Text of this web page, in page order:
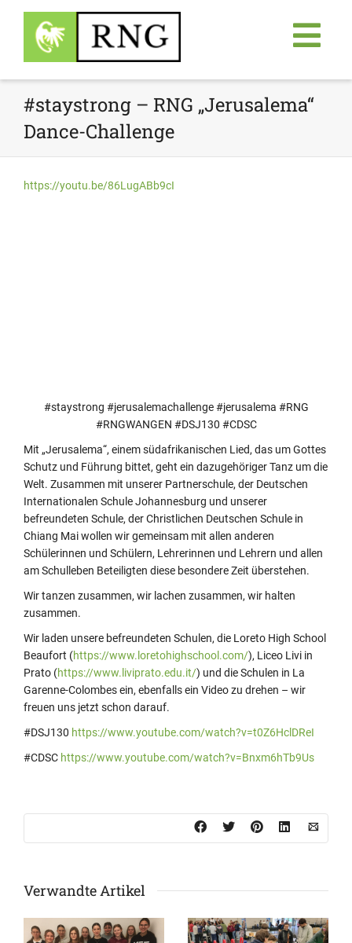
#staystrong – RNG „Jerusalema“
Dance-Challenge
https://youtu.be/86LugABb9cI
#staystrong #jerusalemachallenge #jerusalema #RNG
#RNGWANGEN #DSJ130 #CDSC
Mit „Jerusalema“, einem südafrikanischen Lied, das um Gottes
Schutz und Führung bittet, geht ein dazugehöriger Tanz um die
Welt. Zusammen mit unserer Partnerschule, der Deutschen
Internationalen Schule Johannesburg und unserer
befreundeten Schule, der Christlichen Deutschen Schule in
Chiang Mai wollen wir gemeinsam mit allen anderen
Schülerinnen und Schülern, Lehrerinnen und Lehrern und allen
am Schulleben Beteiligten diese besondere Zeit überstehen.
Wir tanzen zusammen, wir lachen zusammen, wir halten
zusammen.
Wir laden unsere befreundeten Schulen, die Loreto High School
Beaufort (https://www.loretohighschool.com/), Liceo Livi in
Prato (https://www.liviprato.edu.it/) und die Schulen in La
Garenne-Colombes ein, ebenfalls ein Video zu drehen – wir
freuen uns jetzt schon darauf.
#DSJ130 https://www.youtube.com/watch?v=t0Z6HclDReI
#CDSC https://www.youtube.com/watch?v=Bnxm6hTb9Us
Verwandte Artikel